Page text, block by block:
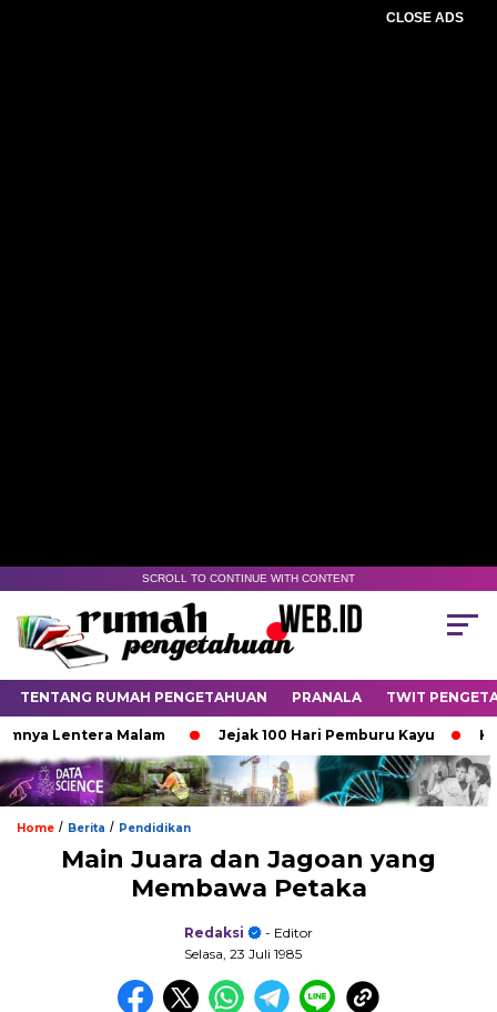
CLOSE ADS
SCROLL TO CONTINUE WITH CONTENT
TENTANG RUMAH PENGETAHUAN PRANALA TWIT
Lentera Malam Jejak 100 Hari Pemburu Kayu Ketika
Home / Berita / Pendidikan
Main Juara dan Jagoan yang
Membawa Petaka
Redaksi
- Editor
Selasa, 23 Juli 1985